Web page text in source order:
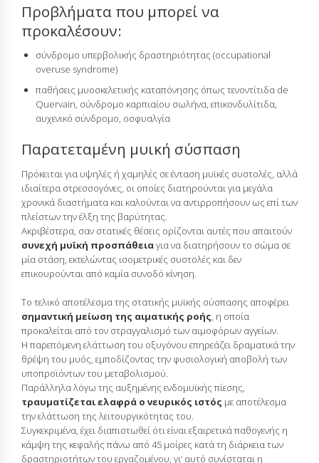
Προβλήματα που μπορεί να
προκαλέσουν:
σύνδρομο υπερβολικής δραστηριότητας (occupational
overuse syndrome)
παθήσεις μυοσκελετικής καταπόνησης όπως τενοντίτιδα de
Quervain, σύνδρομο καρπιαίου σωλήνα, επικονδυλίτιδα,
αυχενικό σύνδρομο, οσφυαλγία
Παρατεταμένη μυική σύσπαση
Πρόκειται για υψηλές ή χαμηλές σε ένταση μυϊκές συστολές, αλλά
ιδιαίτερα στρεσσογόνες, οι οποίες διατηρούνται για μεγάλα
χρονικά διαστήματα και καλούνται να αντιρροπήσουν ως επί των
πλείστων την έλξη της βαρύτητας.
Ακριβέστερα, σαν στατικές θέσεις ορίζονται αυτές που απαιτούν
συνεχή μυϊκή προσπάθειαγια να διατηρήσουν το σώμα σε
μία στάση, εκτελώντας ισομετρικές συστολές και δεν
επικουρούνται από καμία συνοδό κίνηση.
Το τελικό αποτέλεσμα της στατικής μυϊκής σύσπασης αποφέρει
σημαντική μείωση της αιματικής ροής, η οποία
προκαλείται από τον στραγγαλισμό των αιμοφόρων αγγείων.
Η παρεπόμενη ελάττωση του οξυγόνου επηρεάζει δραματικά την
θρέψη του μυός, εμποδίζοντας την φυσιολογική αποβολή των
υποπροϊόντων του μεταβολισμού.
Παράλληλα λόγω της αυξημένης ενδομυϊκής πίεσης,
τραυματίζεται ελαφρά ο νευρικός ιστός με αποτέλεσμα
την ελάττωση της λειτουργικότητας του.
Συγκεκριμένα, έχει διαπιστωθεί ότι είναι εξαιρετικά παθογενής η
κάμψη της κεφαλής πάνω από 45 μοίρες κατά τη διάρκεια των
δραστηριοτήτων του εργαζομένου, γι’ αυτό συνίσταται η